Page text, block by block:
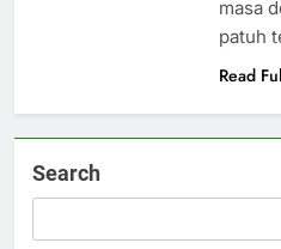
masa
patuh
Read
Search